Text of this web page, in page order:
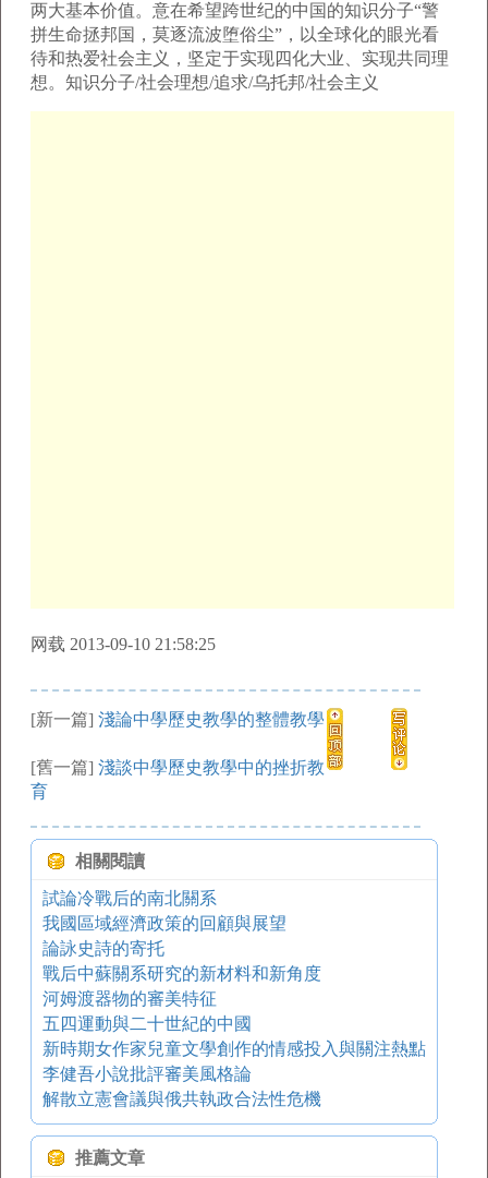
两大基本价值。意在希望跨世纪的中国的知识分子“警
拼生命拯邦国，莫逐流波堕俗尘”，以全球化的眼光看
待和热爱社会主义，坚定于实现四化大业、实现共同理
想。知识分子/社会理想/追求/乌托邦/社会主义
网载 2013-09-10 21:58:25
[新一篇] 淺論中學歷史教學的整體教學
[舊一篇] 淺談中學歷史教學中的挫折教
育
相關閱讀
試論冷戰后的南北關系
我國區域經濟政策的回顧與展望
論詠史詩的寄托
戰后中蘇關系研究的新材料和新角度
河姆渡器物的審美特征
五四運動與二十世紀的中國
新時期女作家兒童文學創作的情感投入與關注熱點
李健吾小說批評審美風格論
解散立憲會議與俄共執政合法性危機
推薦文章